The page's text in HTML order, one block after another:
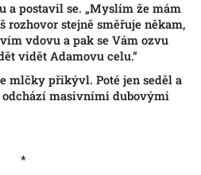
postavil se. „Myslím že mám
rozhovor stejně směřuje někam,
vdovu a pak se Vám ozvu
vidět Adamovu celu.“
mlčky přikývl. Poté jen seděl a
masivními dubovými
*